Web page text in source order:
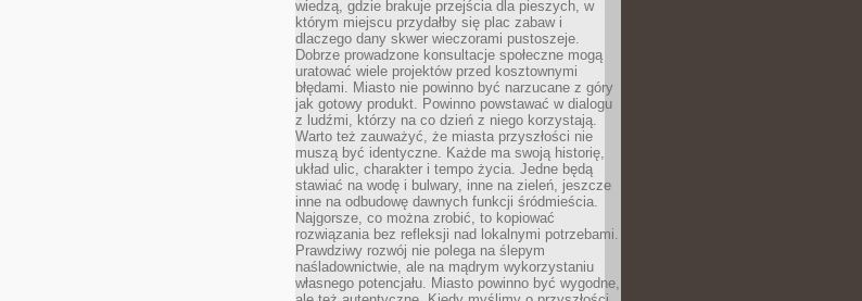
wiedzą, gdzie brakuje przejścia dla pieszych, w
którym miejscu przydałby się plac zabaw i
dlaczego dany skwer wieczorami pustoszeje.
Dobrze prowadzone konsultacje społeczne mogą
uratować wiele projektów przed kosztownymi
błędami. Miasto nie powinno być narzucane z góry
jak gotowy produkt. Powinno powstawać w dialogu
z ludźmi, którzy na co dzień z niego korzystają.
Warto też zauważyć, że miasta przyszłości nie
muszą być identyczne. Każde ma swoją historię,
układ ulic, charakter i tempo życia. Jedne będą
stawiać na wodę i bulwary, inne na zieleń, jeszcze
inne na odbudowę dawnych funkcji śródmieścia.
Najgorsze, co można zrobić, to kopiować
rozwiązania bez refleksji nad lokalnymi potrzebami.
Prawdziwy rozwój nie polega na ślepym
naśladownictwie, ale na mądrym wykorzystaniu
własnego potencjału. Miasto powinno być wygodne,